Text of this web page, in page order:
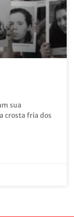
sua
crosta fria dos